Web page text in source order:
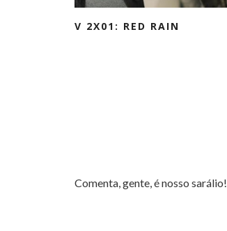
V 2X01: RED RAIN
Comenta, gente, é nosso sarálio!